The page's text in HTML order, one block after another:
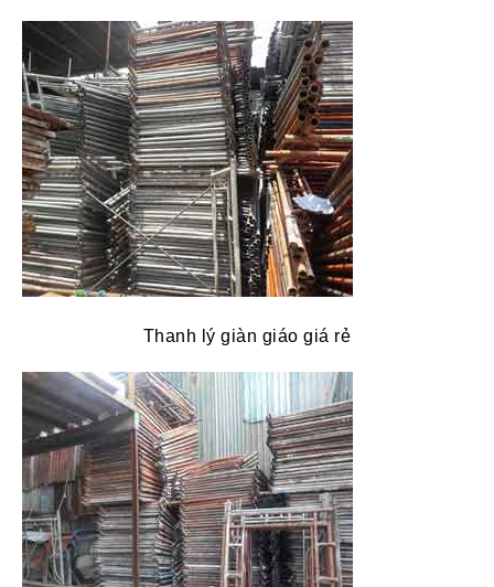
Thanh lý giàn giáo giá rẻ